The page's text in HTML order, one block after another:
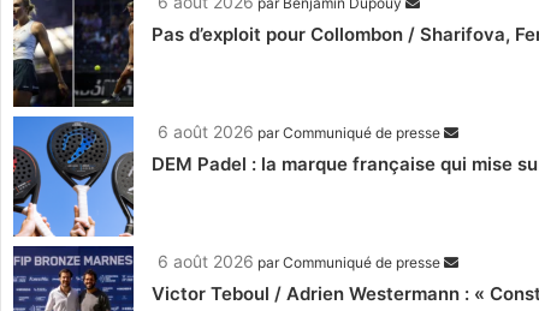
Pas d’exploit pour Collombon / Sharifova,
6 août 2026 parCommuniqué de presse
DEM Padel : la marque française qui mise
6 août 2026 parCommuniqué de presse
Victor Teboul / Adrien Westermann : «